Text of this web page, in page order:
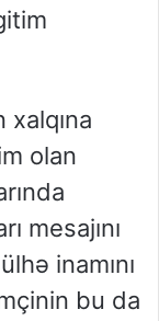
olan
mesajını
inamını
bu da